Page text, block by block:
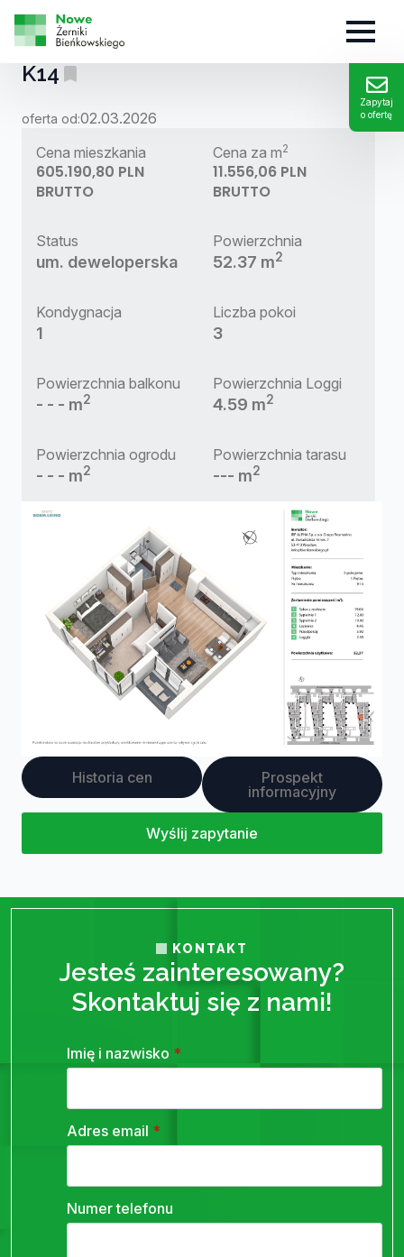
Zapytaj
o ofertę
MIESZKANIE:
K14
oferta od:02.03.2026
Cena mieszkania
605.190,80 PLN
BRUTTO
Cena za m2
11.556,06 PLN
BRUTTO
Status
um. deweloperska
Powierzchnia
52.37 m2
Kondygnacja
1
Liczba pokoi
3
Powierzchnia balkonu
- - - m2
Powierzchnia Loggi
4.59 m2
Powierzchnia ogrodu
- - - m2
Powierzchnia tarasu
--- m2
Historia cen
Prospekt
informacyjny
Wyślij zapytanie
KONTAKT
Jesteś zainteresowany?
Skontaktuj się z nami!
Imię i nazwisko *
Adres email *
Numer telefonu